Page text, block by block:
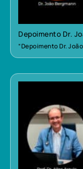
Depoimento Dr.
“Depoimento Dr.